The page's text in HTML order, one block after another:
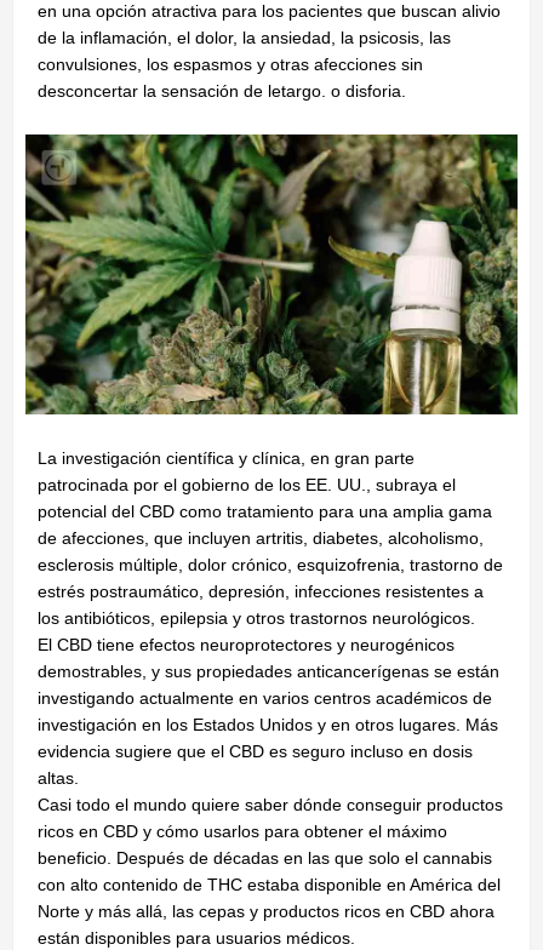
en una opción atractiva para los pacientes que buscan alivio
de la inflamación, el dolor, la ansiedad, la psicosis, las
convulsiones, los espasmos y otras afecciones sin
desconcertar la sensación de letargo. o disforia.
La investigación científica y clínica, en gran parte
patrocinada por el gobierno de los EE. UU., subraya el
potencial del CBD como tratamiento para una amplia gama
de afecciones, que incluyen artritis, diabetes, alcoholismo,
esclerosis múltiple, dolor crónico, esquizofrenia, trastorno de
estrés postraumático, depresión, infecciones resistentes a
los antibióticos, epilepsia y otros trastornos neurológicos.
El CBD tiene efectos neuroprotectores y neurogénicos
demostrables, y sus propiedades anticancerígenas se están
investigando actualmente en varios centros académicos de
investigación en los Estados Unidos y en otros lugares. Más
evidencia sugiere que el CBD es seguro incluso en dosis
altas.
Casi todo el mundo quiere saber dónde conseguir productos
ricos en CBD y cómo usarlos para obtener el máximo
beneficio. Después de décadas en las que solo el cannabis
con alto contenido de THC estaba disponible en América del
Norte y más allá, las cepas y productos ricos en CBD ahora
están disponibles para usuarios médicos.